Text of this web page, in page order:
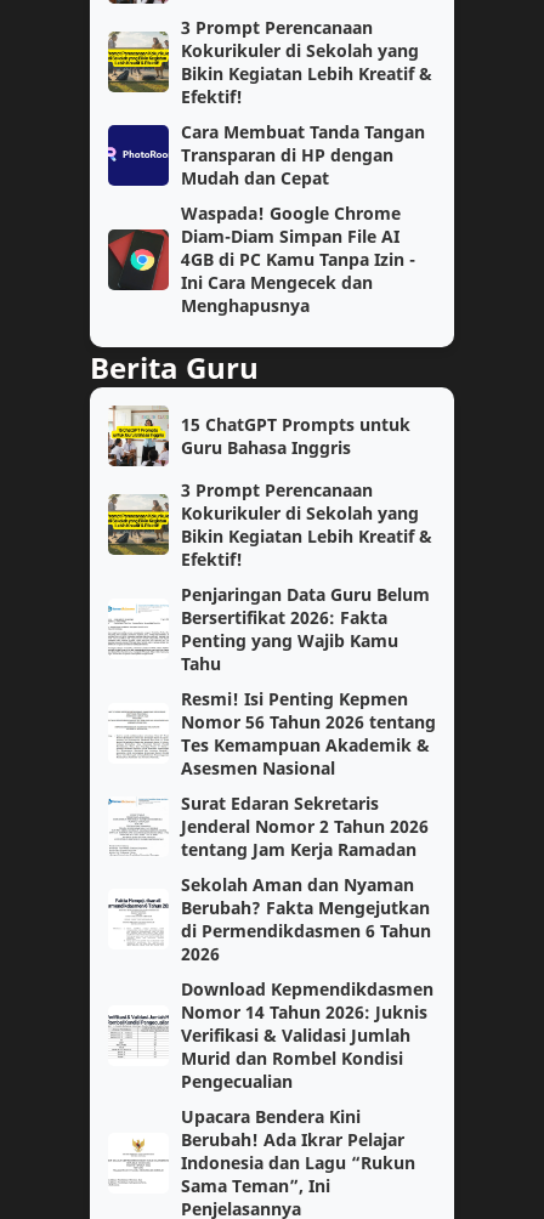
Ekonomi
Kelas 4
PAS
Semester 1
jaringan kelas 2
Coding
Guru Kelas
Kokurikuler
PJOK
Pendidikan Pancasila Sejarah
paskibraka
Capaian Pembelajaran Fase F
Info GTK
Kenaikan Pangkat
Kumpulan Soal Agama SD
3 Prompt Perencanaan
Kokurikuler di Sekolah yang
Bikin Kegiatan Lebih Kreatif &
Efektif!
Cara Membuat Tanda Tangan
Transparan di HP dengan
Mudah dan Cepat
Waspada! Google Chrome
Diam-Diam Simpan File AI
4GB di PC Kamu Tanpa Izin -
Ini Cara Mengecek dan
Menghapusnya
Berita Guru
15 ChatGPT Prompts untuk
Guru Bahasa Inggris
3 Prompt Perencanaan
Kokurikuler di Sekolah yang
Bikin Kegiatan Lebih Kreatif &
Efektif!
Penjaringan Data Guru Belum
Bersertifikat 2026: Fakta
Penting yang Wajib Kamu
Tahu
Resmi! Isi Penting Kepmen
Nomor 56 Tahun 2026 tentang
Tes Kemampuan Akademik &
Asesmen Nasional
Surat Edaran Sekretaris
Jenderal Nomor 2 Tahun 2026
tentang Jam Kerja Ramadan
Sekolah Aman dan Nyaman
Berubah? Fakta Mengejutkan
di Permendikdasmen 6 Tahun
2026
Download Kepmendikdasmen
Nomor 14 Tahun 2026: Juknis
Verifikasi & Validasi Jumlah
Murid dan Rombel Kondisi
Pengecualian
Upacara Bendera Kini
Berubah! Ada Ikrar Pelajar
Indonesia dan Lagu “Rukun
Sama Teman”, Ini
Penjelasannya